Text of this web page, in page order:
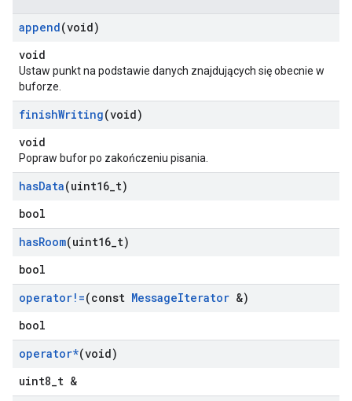
append(void)
void
Ustaw punkt na podstawie danych znajdujących się obecnie w
buforze.
finishWriting(void)
void
Popraw bufor po zakończeniu pisania.
hasData(uint16 t)
bool
hasRoom(uint16 t)
bool
operator!=(const MessageIterator &)
bool
operator*(void)
uint8_t &